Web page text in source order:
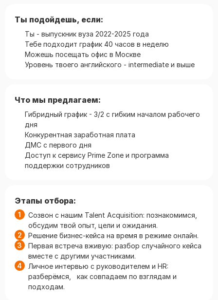
Ты подойдешь, если:
Ты - выпускник вуза 2022-2025 года
Тебе подходит график 40 часов в неделю
Можешь посещать офис в Москве
Уровень твоего английского - intermediate и выше
Что мы предлагаем:
Гибридный график - 3/2 с гибким началом рабочего
дня
Конкурентная заработная плата
ДМС с первого дня
Доступ к сервису Prime Zone и программа
поддержки сотрудников
Этапы отбора:
Созвон с нашим Talent Acquisition: познакомимся,
обсудим твой опыт, цели и ожидания.
Решение бизнес-кейса на время в режиме онлайн.
Первая встреча вживую: разбор случайного кейса
вместе с другими участниками.
Личное интервью с руководителем и HR:
разберёмся, как совпадаем по взглядам и
подходам.